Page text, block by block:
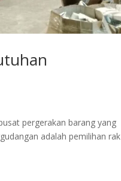
pergerakan barang yang
adalah pemilihan rak